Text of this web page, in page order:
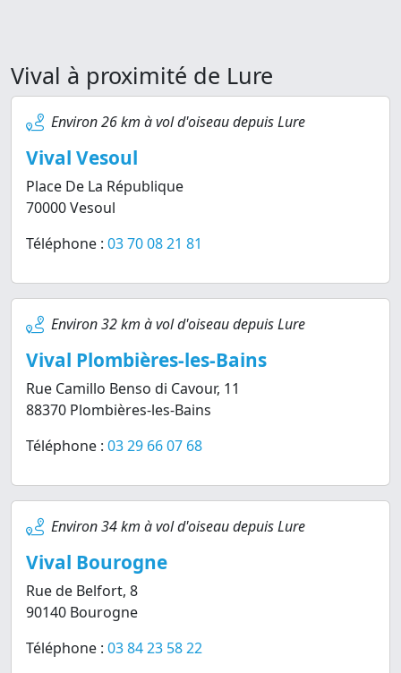
Vival à proximité de Lure
Environ 26 km à vol d'oiseau depuis Lure
Vival Vesoul
Place De La République
70000 Vesoul
Téléphone : 03 70 08 21 81
Environ 32 km à vol d'oiseau depuis Lure
Vival Plombières-les-Bains
Rue Camillo Benso di Cavour, 11
88370 Plombières-les-Bains
Téléphone : 03 29 66 07 68
Environ 34 km à vol d'oiseau depuis Lure
Vival Bourogne
Rue de Belfort, 8
90140 Bourogne
Téléphone : 03 84 23 58 22